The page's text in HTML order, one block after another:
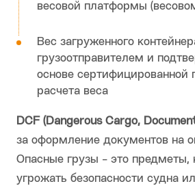
весовой платформы
Вес загруженного
грузоотправителем и
основе сертифицированной
расчета веса
DCF (Dangerous Cargo,
за оформление документов на
Опасные грузы - это предметы,
угрожать безопасности судна